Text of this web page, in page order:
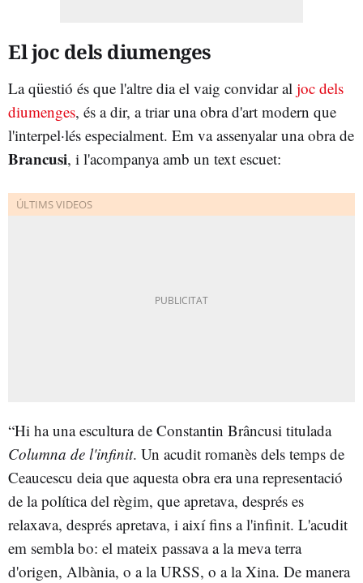
El joc dels diumenges
La qüestió és que l'altre dia el vaig convidar al joc dels
diumenges, és a dir, a triar una obra d'art modern que
l'interpel·lés especialment. Em va assenyalar una obra de
Brancusi, i l'acompanya amb un text escuet:
“Hi ha una escultura de Constantin Brâncusi titulada
Columna de l'infinit. Un acudit romanès dels temps de
Ceaucescu deia que aquesta obra era una representació
de la política del règim, que apretava, després es
relaxava, després apretava, i així fins a l'infinit. L'acudit
em sembla bo: el mateix passava a la meva terra
d'origen, Albània, o a la URSS, o a la Xina. De manera